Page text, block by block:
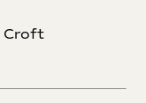
Croft